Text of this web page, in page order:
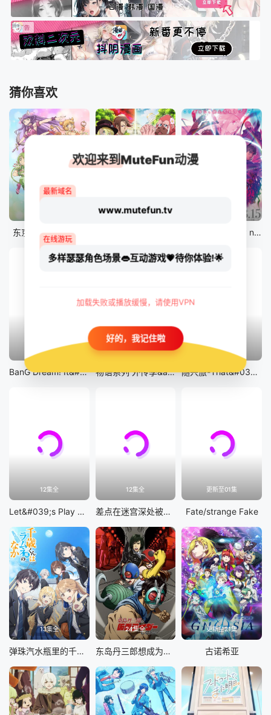
猜你喜欢
东京猫猫 NEW～♡
12集全
剧场版 Fate/stay night [Heaven&#039;s Feel] III.spring song
13集全
BanG Dream! It&#039;s MyGO!!!!!
14集全
物语系列 外传季&amp;怪物季
12集全
随兴旅-That&#039;s Journey-
12集全
Let&#039;s Play 充满挑战的人生
12集全
差点在迷宫深处被信任的伙伴杀掉，但靠着天赐技能「无限扭蛋」获得等级9999的伙伴，我要向前队友和世界展开复仇&amp;「给他们好看！」
更新至01集
Fate/strange Fake
13集全
弹珠汽水瓶里的千岁同学
24集全
东岛丹三郎想成为假面骑士
更新至21集
古诺希亚
欢迎来到MuteFun动漫
最新域名
www.mutefun.tv
在线游玩
多样瑟瑟角色场景👄互动游戏💗待你体验!🌟
加载失败或播放缓慢，请使用VPN
好的，我记住啦